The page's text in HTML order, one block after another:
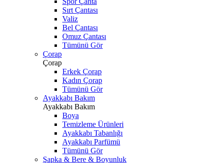
Sırt Çantası
Valiz
Bel Çantası
Omuz Çantası
Tümünü Gör
Çorap
Çorap
Erkek Çorap
Kadın Çorap
Tümünü Gör
Ayakkabı Bakım
Ayakkabı Bakım
Boya
Temizleme Ürünleri
Ayakkabı Tabanlığı
Ayakkabı Parfümü
Tümünü Gör
Şapka & Bere & Boyunluk